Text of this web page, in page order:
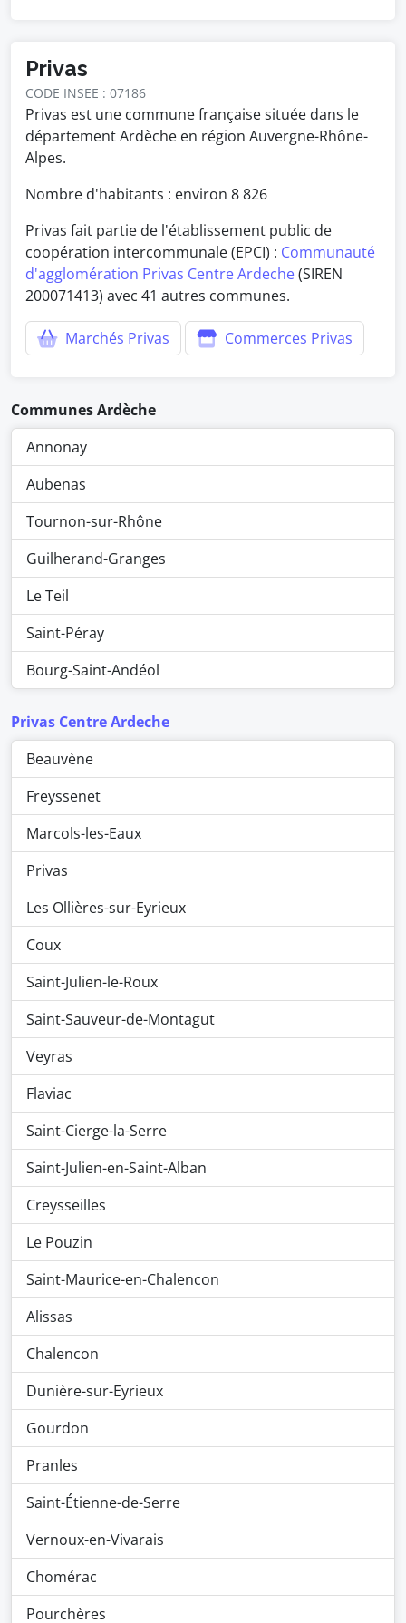
Privas
CODE INSEE : 07186
Privas est une commune française située dans le
département Ardèche en région Auvergne-Rhône-
Alpes.
Nombre d'habitants : environ 8 826
Privas fait partie de l'établissement public de
coopération intercommunale (EPCI) : Communauté
d'agglomération Privas Centre Ardeche(SIREN
200071413) avec 41 autres communes.
Marchés Privas Commerces Privas
Communes Ardèche
Annonay
Aubenas
Tournon-sur-Rhône
Guilherand-Granges
Le Teil
Saint-Péray
Bourg-Saint-Andéol
Privas Centre Ardeche
Beauvène
Freyssenet
Marcols-les-Eaux
Privas
Les Ollières-sur-Eyrieux
Coux
Saint-Julien-le-Roux
Saint-Sauveur-de-Montagut
Veyras
Flaviac
Saint-Cierge-la-Serre
Saint-Julien-en-Saint-Alban
Creysseilles
Le Pouzin
Saint-Maurice-en-Chalencon
Alissas
Chalencon
Dunière-sur-Eyrieux
Gourdon
Pranles
Saint-Étienne-de-Serre
Vernoux-en-Vivarais
Chomérac
Pourchères